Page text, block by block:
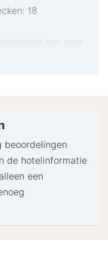
18
kan voor
worden
te verstrekken
voorbehoud van
ingewilligd.
rekening worden
niet worden
beoordelingen
de hotelinformatie
een